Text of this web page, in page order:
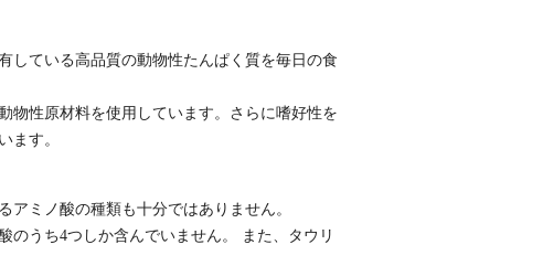
している高品質の動物性たんぱく質を毎日の食
物性原材料を使用しています。さらに嗜好性を
ます。
ミノ酸の種類も十分ではありません。
のうち4つしか含んでいません。 また、タウリ